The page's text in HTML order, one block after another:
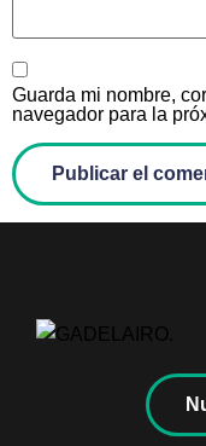
Guarda mi nombre,
navegador para la